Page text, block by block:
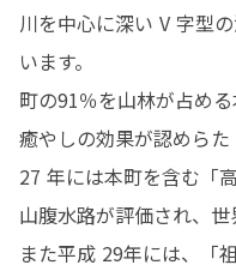
川を中心に深い V 字型
います。
町の91％を山林が占め
癒やしの効果が認めら
27 年には本町を含む「
山腹水路が評価され、世
また平成 29年には、「